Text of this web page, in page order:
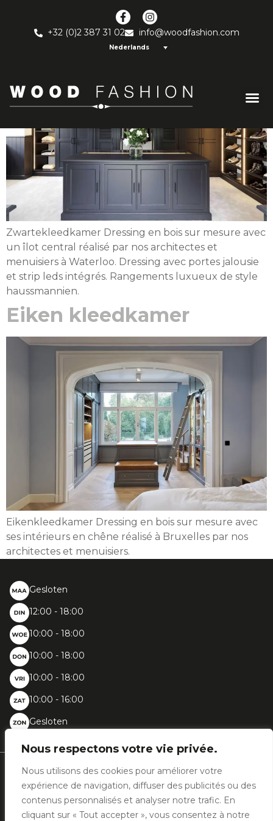
Nous respectons votre vie privée.
Nous utilisons des cookies pour améliorer votre
expérience de navigation, diffuser des publicités ou des
contenus personnalisés et analyser notre trafic. En
cliquant sur « Tout accepter », vous consentez à notre
+32 (0)2 387 31 02 info@woodfashion.com
Nederlands
Zwarte kleedkamer
Zwartekleedkamer Dressing en bois sur mesure avec
un îlot central réalisé par nos architectes et
menuisiers à Waterloo. Dressing avec portes jalousie
et strip leds intégrés. Rangements luxueux de style
haussmannien.
Eiken kleedkamer
Eikenkleedkamer Dressing en bois sur mesure avec
ses intérieurs en chêne réalisé à Bruxelles par nos
architectes et menuisiers.
Gesloten
12:00 - 18:00
10:00 - 18:00
10:00 - 18:00
10:00 - 18:00
10:00 - 16:00
Gesloten
Chaussée de Bruxelles, 396 - 1410 Waterloo
+32 (0)2 387 31 02
info@woodfashion.com